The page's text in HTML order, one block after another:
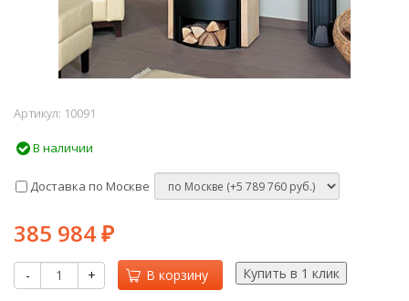
Артикул: 10091
В наличии
Доставка по Москве
385 984 ₽
- + В корзину